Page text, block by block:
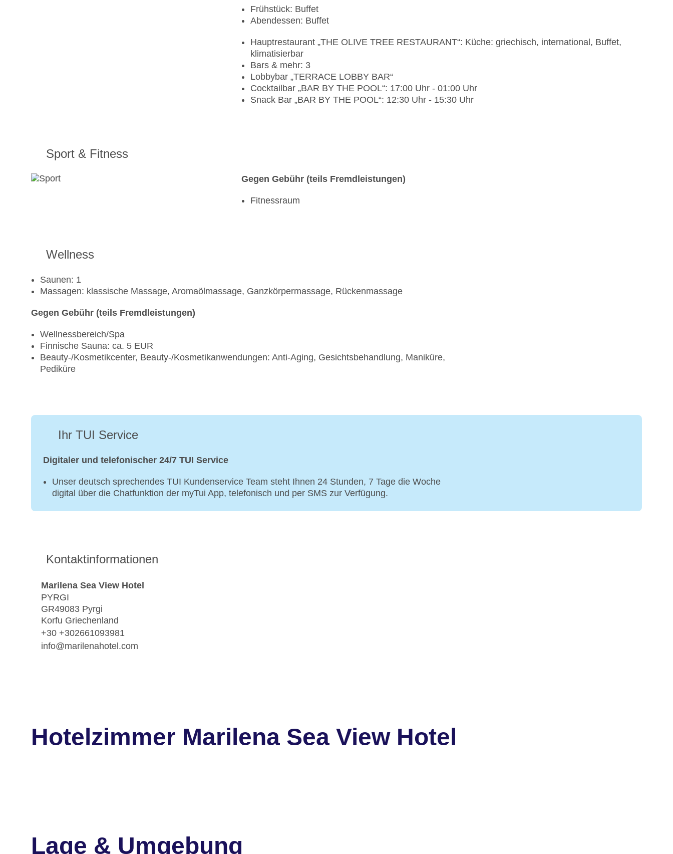
Frühstück: Buffet
Abendessen: Buffet
Hauptrestaurant „THE OLIVE TREE RESTAURANT“: Küche: griechisch, international, Buffet,
klimatisierbar
Bars & mehr: 3
Lobbybar „TERRACE LOBBY BAR“
Cocktailbar „BAR BY THE POOL“: 17:00 Uhr - 01:00 Uhr
Snack Bar „BAR BY THE POOL“: 12:30 Uhr - 15:30 Uhr
Sport & Fitness
Gegen Gebühr (teils Fremdleistungen)
Fitnessraum
Wellness
Saunen: 1
Massagen: klassische Massage, Aromaölmassage, Ganzkörpermassage, Rückenmassage
Gegen Gebühr (teils Fremdleistungen)
Wellnessbereich/Spa
Finnische Sauna: ca. 5 EUR
Beauty-/Kosmetikcenter, Beauty-/Kosmetikanwendungen: Anti-Aging, Gesichtsbehandlung, Maniküre,
Pediküre
Ihr TUI Service
Digitaler und telefonischer 24/7 TUI Service
Unser deutsch sprechendes TUI Kundenservice Team steht Ihnen 24 Stunden, 7 Tage die Woche
digital über die Chatfunktion der myTui App, telefonisch und per SMS zur Verfügung.
Kontaktinformationen
Marilena Sea View Hotel
PYRGI
GR49083 Pyrgi
Korfu Griechenland
+30 +302661093981
info@marilenahotel.com
Hotelzimmer Marilena Sea View Hotel
Lage & Umgebung